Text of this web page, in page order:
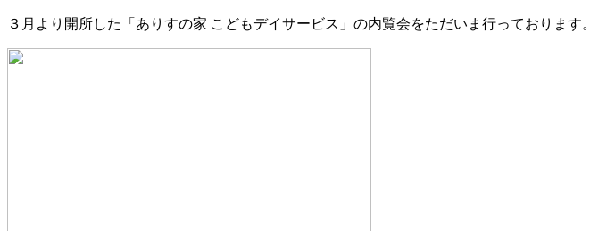
３月より開所した「ありすの家 こどもデイサービス」の内覧会をただいま行っております。